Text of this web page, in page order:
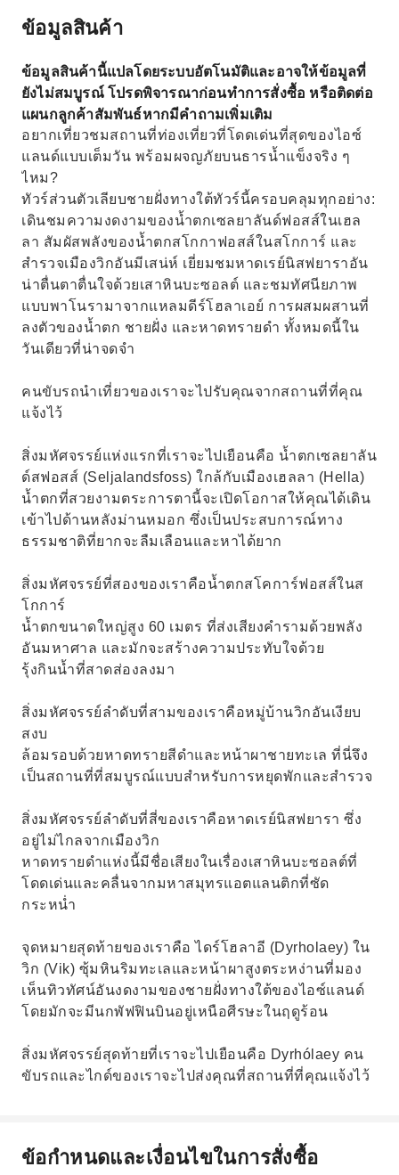
ข้อมูลสินค้า
ข้อมูลสินค้านี้แปลโดยระบบอัตโนมัติและอาจให้ข้อมูลที่
ยังไม่สมบูรณ์ โปรดพิจารณาก่อนทำการสั่งซื้อ หรือติดต่อ
แผนกลูกค้าสัมพันธ์หากมีคำถามเพิ่มเติม
อยากเที่ยวชมสถานที่ท่องเที่ยวที่โดดเด่นที่สุดของไอซ์
แลนด์แบบเต็มวัน พร้อมผจญภัยบนธารน้ำแข็งจริง ๆ
ไหม?
ทัวร์ส่วนตัวเลียบชายฝั่งทางใต้ทัวร์นี้ครอบคลุมทุกอย่าง:
เดินชมความงดงามของน้ำตกเซลยาลันด์ฟอสส์ในเฮล
ลา สัมผัสพลังของน้ำตกสโกกาฟอสส์ในสโกการ์ และ
สำรวจเมืองวิกอันมีเสน่ห์ เยี่ยมชมหาดเรย์นิสฟยาราอัน
น่าตื่นตาตื่นใจด้วยเสาหินบะซอลต์ และชมทัศนียภาพ
แบบพาโนรามาจากแหลมดีร์โฮลาเอย์ การผสมผสานที่
ลงตัวของน้ำตก ชายฝั่ง และหาดทรายดำ ทั้งหมดนี้ใน
วันเดียวที่น่าจดจำ
คนขับรถนำเที่ยวของเราจะไปรับคุณจากสถานที่ที่คุณ
แจ้งไว้
สิ่งมหัศจรรย์แห่งแรกที่เราจะไปเยือนคือ น้ำตกเซลยาลัน
ด์สฟอสส์ (Seljalandsfoss) ใกล้กับเมืองเฮลลา (Hella)
น้ำตกที่สวยงามตระการตานี้จะเปิดโอกาสให้คุณได้เดิน
เข้าไปด้านหลังม่านหมอก ซึ่งเป็นประสบการณ์ทาง
ธรรมชาติที่ยากจะลืมเลือนและหาได้ยาก
สิ่งมหัศจรรย์ที่สองของเราคือน้ำตกสโคการ์ฟอสส์ในส
โกการ์
น้ำตกขนาดใหญ่สูง 60 เมตร ที่ส่งเสียงคำรามด้วยพลัง
อันมหาศาล และมักจะสร้างความประทับใจด้วย
รุ้งกินน้ำที่สาดส่องลงมา
สิ่งมหัศจรรย์ลำดับที่สามของเราคือหมู่บ้านวิกอันเงียบ
สงบ
ล้อมรอบด้วยหาดทรายสีดำและหน้าผาชายทะเล ที่นี่จึง
เป็นสถานที่ที่สมบูรณ์แบบสำหรับการหยุดพักและสำรวจ
สิ่งมหัศจรรย์ลำดับที่สี่ของเราคือหาดเรย์นิสฟยารา ซึ่ง
อยู่ไม่ไกลจากเมืองวิก
หาดทรายดำแห่งนี้มีชื่อเสียงในเรื่องเสาหินบะซอลต์ที่
โดดเด่นและคลื่นจากมหาสมุทรแอตแลนติกที่ซัด
กระหน่ำ
จุดหมายสุดท้ายของเราคือ ไดร์โฮลาอี (Dyrholaey) ใน
วิก (Vik) ซุ้มหินริมทะเลและหน้าผาสูงตระหง่านที่มอง
เห็นทิวทัศน์อันงดงามของชายฝั่งทางใต้ของไอซ์แลนด์
โดยมักจะมีนกพัฟฟินบินอยู่เหนือศีรษะในฤดูร้อน
สิ่งมหัศจรรย์สุดท้ายที่เราจะไปเยือนคือ Dyrhólaey คน
ขับรถและไกด์ของเราจะไปส่งคุณที่สถานที่ที่คุณแจ้งไว้
ข้อกำหนดและเงื่อนไขในการสั่งซื้อ